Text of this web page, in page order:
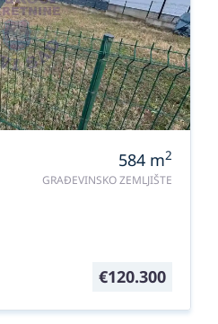
584 m2
GRAĐEVINSKO ZEMLJIŠTE
€120.300